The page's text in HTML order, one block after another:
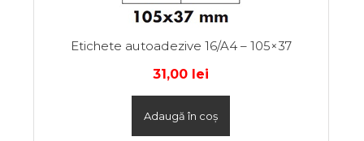
Etichete autoadezive 16/A4 – 105×37
31,00 lei
Adaugă în coș